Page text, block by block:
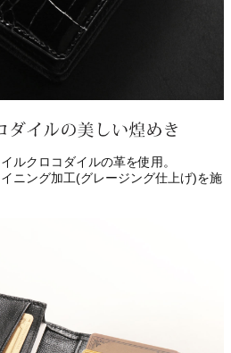
ルクロコダイルの革を使用。
ニング加工(グレージング仕上げ)を施